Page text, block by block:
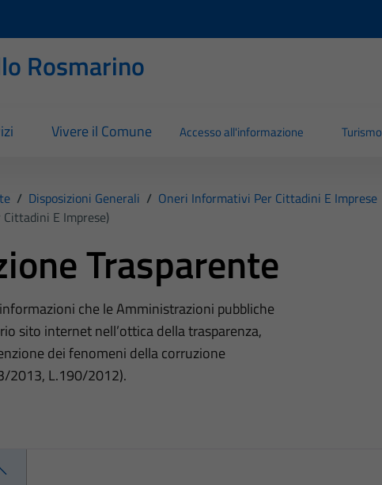
Rosmarino
Vivere il Comune Accesso all'informazione Turismo
/ Disposizioni Generali / Oneri Informativi Per Cittadini E Imprese
E Imprese)
Trasparente
che le Amministrazioni pubbliche
sito internet nell’ottica della trasparenza,
dei fenomeni della corruzione
2013, L.190/2012).